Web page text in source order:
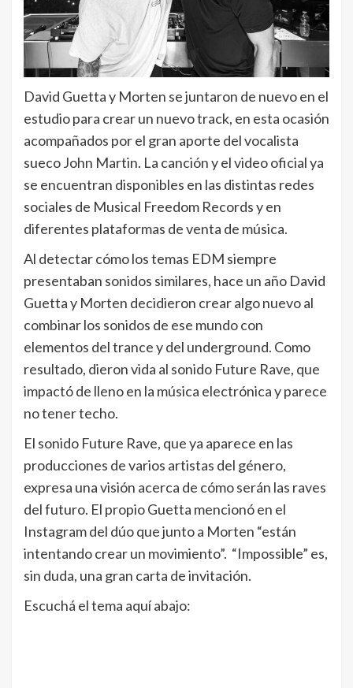
David Guetta y Morten se juntaron de nuevo en el
estudio para crear un nuevo track, en esta ocasión
acompañados por el gran aporte del vocalista
sueco John Martin. La canción y el video oficial ya
se encuentran disponibles en las distintas redes
sociales de Musical Freedom Records y en
diferentes plataformas de venta de música.
Al detectar cómo los temas EDM siempre
presentaban sonidos similares, hace un año David
Guetta y Morten decidieron crear algo nuevo al
combinar los sonidos de ese mundo con
elementos del trance y del underground. Como
resultado, dieron vida al sonido Future Rave, que
impactó de lleno en la música electrónica y parece
no tener techo.
El sonido Future Rave, que ya aparece en las
producciones de varios artistas del género,
expresa una visión acerca de cómo serán las raves
del futuro. El propio Guetta mencionó en el
Instagram del dúo que junto a Morten “están
intentando crear un movimiento”. “Impossible” es,
sin duda, una gran carta de invitación.
Escuchá el tema aquí abajo: